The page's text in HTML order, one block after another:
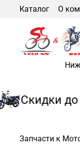
Каталог О
Скидки до
Запчасти к